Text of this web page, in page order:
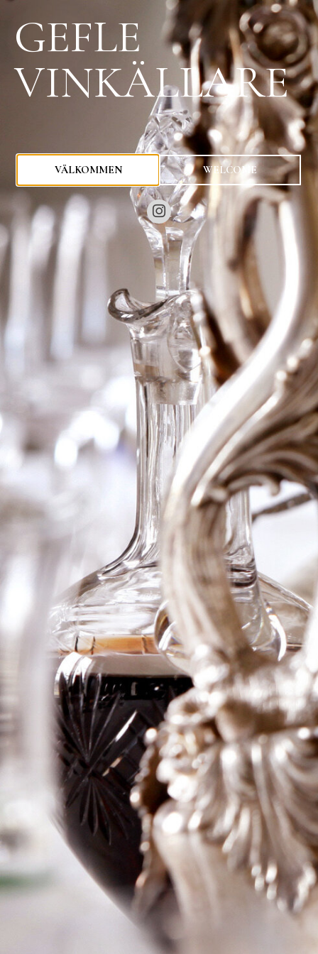
kr
1937 Ch Mouton
d’Armailhac
Logga in för att se priset
Art.nr: 20991-01-1
Information
Producent Jules De Canniere
Årgång 1937
Land Frankrike
Område Pauillac
Färg Rött
75cl
–
GEFLE
VINKÄLLARE
VÄLKOMMEN WELCOME